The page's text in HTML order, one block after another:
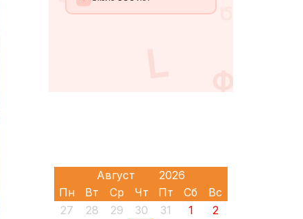
Пн Вт Ср Чт Пт Сб
Вс
27
28 29 30 31 1
2